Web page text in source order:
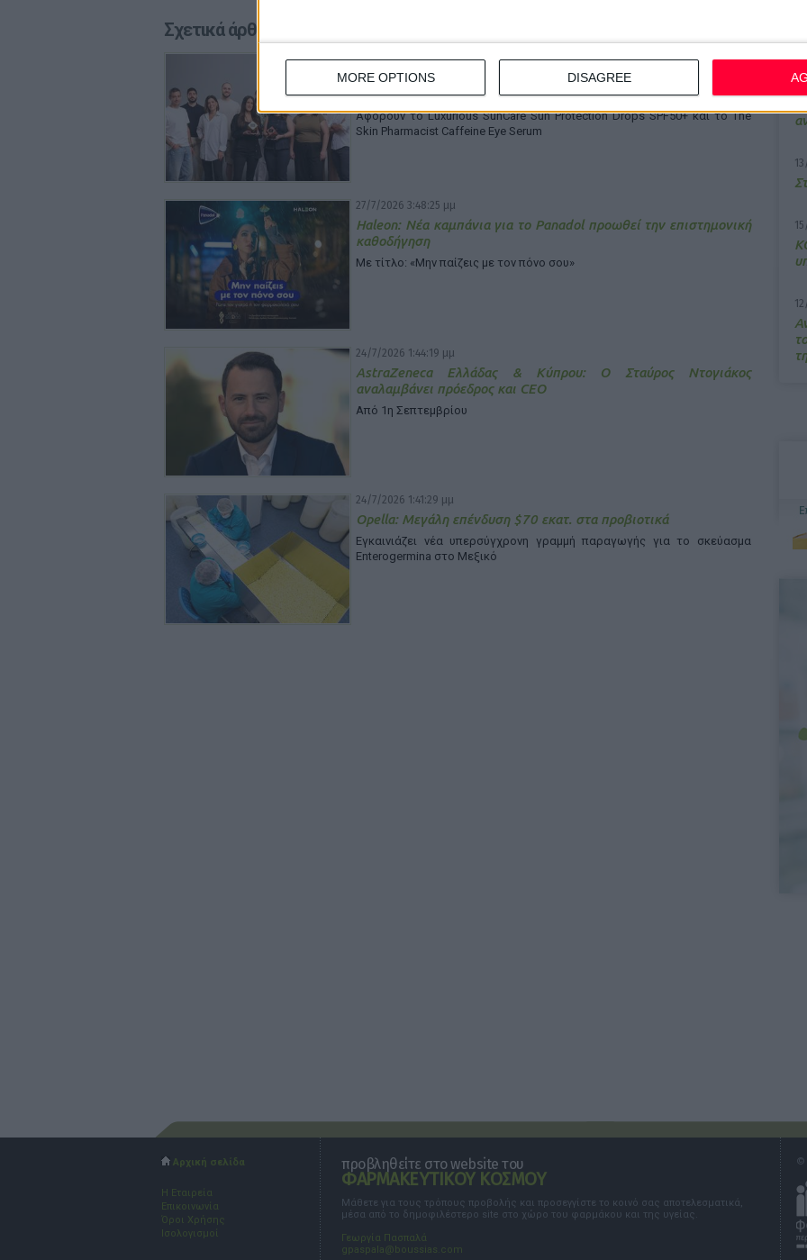
MORE OPTIONS DISAGREE
7/
Σχετικά άρθρα
29/7/2026 4:17:34 μμ
InterMed: Απέσπασε δύο διεθνείς διακρίσεις για τις καμπανιές
της
Αφορούν το Luxurious SunCare Sun Protection Drops SPF50+ και το The
Skin Pharmacist Caffeine Eye Serum
27/7/2026 3:48:25 μμ
Haleon: Νέα καμπάνια για το Panadol προωθεί την επιστημονική
καθοδήγηση
Με τίτλο: «Μην παίζεις με τον πόνο σου»
24/7/2026 1:44:19 μμ
AstraZeneca Ελλάδας & Κύπρου: Ο Σταύρος Ντογιάκος
αναλαμβάνει πρόεδρος και CEO
Από 1η Σεπτεμβρίου
24/7/2026 1:41:29 μμ
Opella: Μεγάλη επένδυση $70 εκατ. στα προβιοτικά
Εγκαινιάζει νέα υπερσύγχρονη γραμμή παραγωγής για το σκεύασμα
Enterogermina στο Μεξικό
Αρχική σελίδα
Η Εταιρεία
Επικοινωνία
Όροι Χρήσης
Ισολογισμοί
προβληθείτε στο website του
ΦΑΡΜΑΚΕΥΤΙΚΟΥ ΚΟΣΜΟΥ
Μάθετε για τους τρόπους προβολής και προσεγγίστε το κοινό σας αποτελεσματικά,
μέσα από το δημοφιλέστερο site στο χώρο του φαρμάκου και της υγείας.
Γεωργία Πασπαλά
gpaspala@boussias.com
©